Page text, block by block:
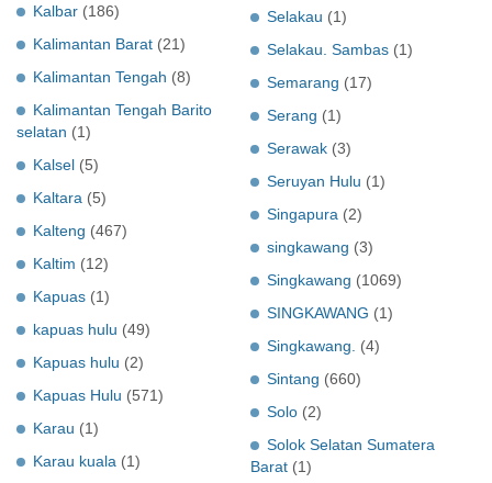
Kalbar (186)
Kalimantan Barat (21)
Kalimantan Tengah (8)
Kalimantan Tengah Barito
selatan (1)
Kalsel (5)
Kaltara (5)
Kalteng (467)
Kaltim (12)
Kapuas (1)
kapuas hulu (49)
Kapuas hulu (2)
Kapuas Hulu (571)
Karau (1)
Karau kuala (1)
Selakau (1)
Selakau. Sambas (1)
Semarang (17)
Serang (1)
Serawak (3)
Seruyan Hulu (1)
Singapura (2)
singkawang (3)
Singkawang (1069)
SINGKAWANG (1)
Singkawang.
(4)
Sintang (660)
Solo (2)
Solok Selatan Sumatera
Barat (1)